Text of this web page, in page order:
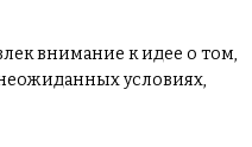
внимание к идее о том,
условиях,